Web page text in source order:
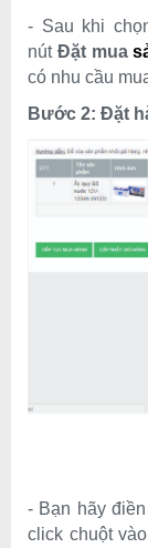
- Sau khi
nút Đặt mua
có nhu cầu
Bước 2: Đặt
- Bạn hãy
click chuột